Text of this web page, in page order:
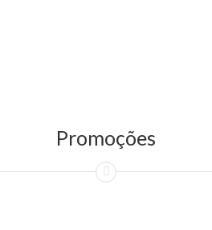
Promoções